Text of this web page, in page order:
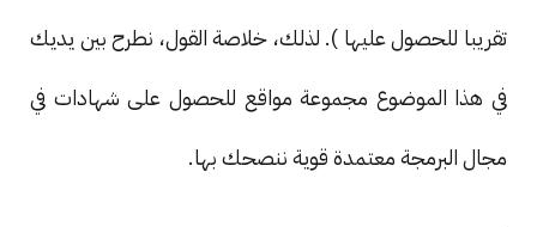
تقريبا للحصول عليها ). لذلك، خلاصة القول، نطرح بين يديك
في هذا الموضوع مجموعة مواقع للحصول على شهادات في
مجال البرمجة معتمدة قوية ننصحك بها.